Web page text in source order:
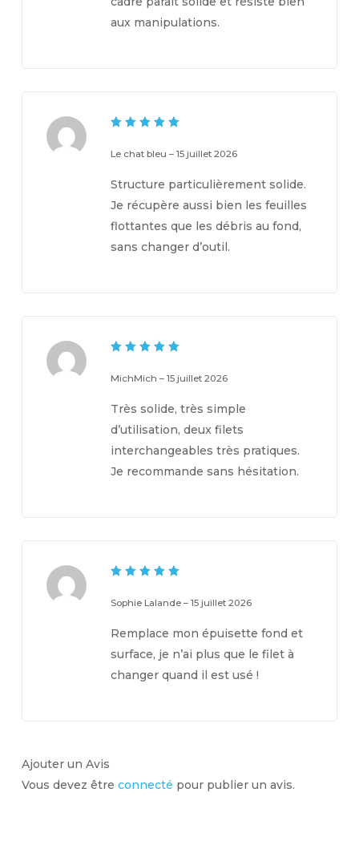
aux manipulations.
sur 5
Le chat bleu – 15 juillet 2026
Structure particulièrement solide.
Je récupère aussi bien les feuilles
flottantes que les débris au fond,
sans changer d’outil.
MichMich – 15 juillet 2026
Très solide, très simple
d’utilisation, deux filets
interchangeables très pratiques.
Je recommande sans hésitation.
Sophie Lalande – 15 juillet 2026
Remplace mon épuisette fond et
surface, je n’ai plus que le filet à
changer quand il est usé !
Ajouter un Avis
Vous devez être connecté pour publier un avis.